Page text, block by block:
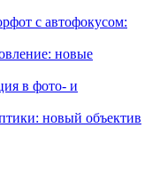
с автофокусом:
новые
в фото- и
новый объектив